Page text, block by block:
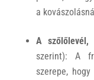
a
A szőlőlevél,
szerint): A
szerepe,